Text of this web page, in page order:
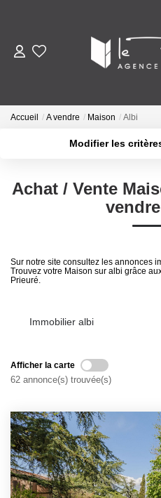
NOTRE
Nos
Nos
Retrouvez-Nous
Accueil A vendre Maison Albi
Modifier les
Achat / Vente
Sur notre site consultez les annonces
Trouvez votre Maison sur albi grâce
Prieuré.
Immobilier albi
Afficher la carte
62 annonce(s) trouvée(s)